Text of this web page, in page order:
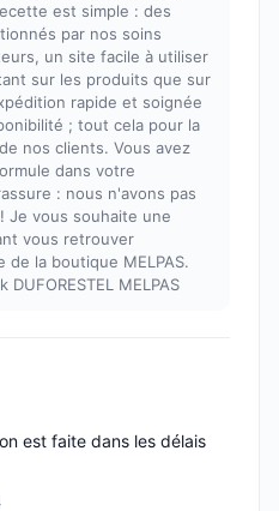
est simple : des
par nos soins
un site facile à utiliser
sur les produits que sur
rapide et soignée
; tout cela pour la
nos clients. Vous avez
dans votre
: nous n'avons pas
Je vous souhaite une
vous retrouver
la boutique MELPAS.
MELPAS
est faite dans les délais